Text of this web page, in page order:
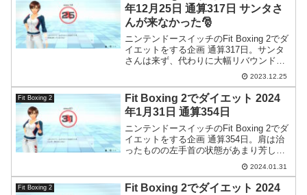
年12月25日 通算317日 サンタさ
んが来なかった🎅
ニンテンドースイッチのFit Boxing 2でダ
イエットをする企画 通算317日。サンタ
さんは来ず、代わりに大幅リバウンドが
2023.12.25
Fit Boxing 2
Fit Boxing 2でダイエット 2024
年1月31日 通算354日
ニンテンドースイッチのFit Boxing 2でダ
イエットをする企画 通算354日。肩は治
ったものの左手首の状態があまり芳しく
2024.01.31
Fit Boxing 2
Fit Boxing 2でダイエット 2024